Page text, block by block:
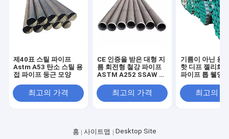
제40표 스틸 파이프
Astm A53 탄소 스틸 용
접 파이프 둥근 모양
최고의 가격
CE 인증을 받은 대형 지
름 회전형 철강 파이프
ASTM A252 SSAW 탄
최고의 가격
기름이 아닌 용
핫 디프 젤리화
파이프 톱 웰딩
이 있거나 기름
최고의
홈 사이트맵
Desktop Site